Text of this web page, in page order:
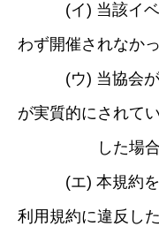
(イ) 当該イベン
わず開催されなか
(ウ) 当協会が当
が実質的にされて
した場合
(エ) 本規約を含
利用規約に違反し